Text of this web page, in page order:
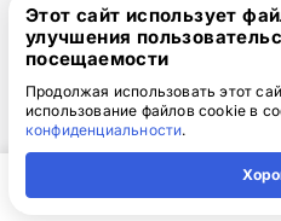
Скачайте шаблон,
электронной почте
Обязательно укажите
Наш специалист свяжется
детали.
Этот сайт использует
улучшения
посещаемости
Продолжая использовать этот
использование файлов cookie в
конфиденциальности.